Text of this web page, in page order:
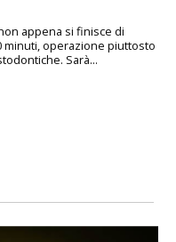
appena si finisce di
minuti, operazione piuttosto
Sarà...